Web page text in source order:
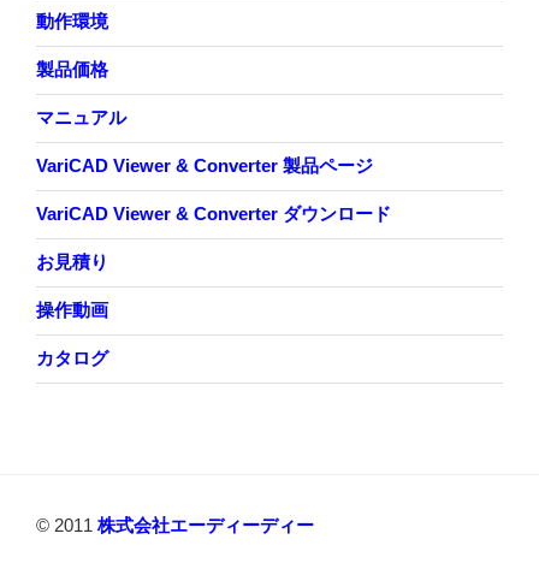
動作環境
製品価格
マニュアル
VariCAD Viewer & Converter 製品ページ
VariCAD Viewer & Converter ダウンロード
お見積り
操作動画
カタログ
© 2011 株式会社エーディーディー